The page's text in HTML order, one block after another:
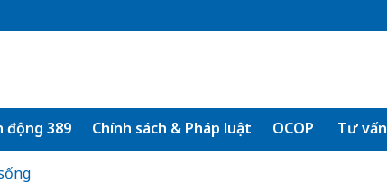
động 389 Chính sách & Pháp luật OCOP Tư vấn